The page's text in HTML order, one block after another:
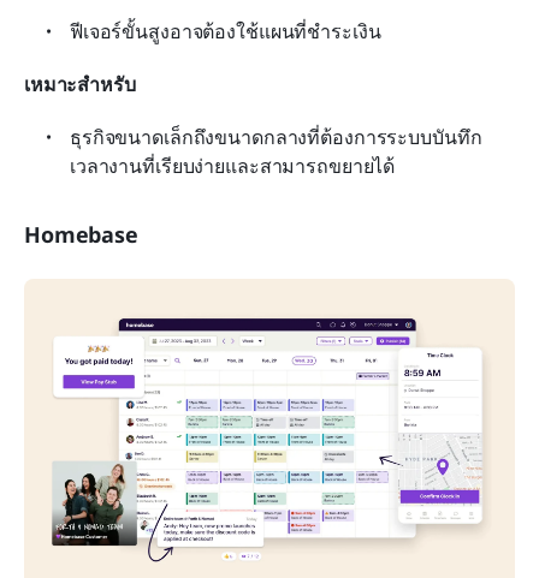
ฟีเจอร์ขั้นสูงอาจต้องใช้แผนที่ชำระเงิน
เหมาะสำหรับ
ธุรกิจขนาดเล็กถึงขนาดกลางที่ต้องการระบบบันทึก
เวลางานที่เรียบง่ายและสามารถขยายได้
Homebase